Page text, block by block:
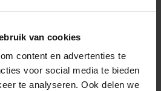
van cookies
content en advertenties te
voor social media te bieden
te analyseren. Ook delen we
in 2025 €20,74 per m
van 9,85%ten
kwartaal.